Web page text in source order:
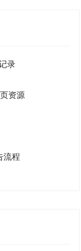
录
资源
流程